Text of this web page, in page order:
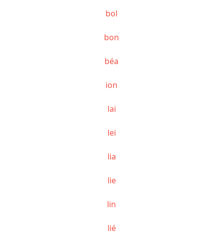
bol
bon
béa
ion
lai
lei
lia
lie
lin
lié